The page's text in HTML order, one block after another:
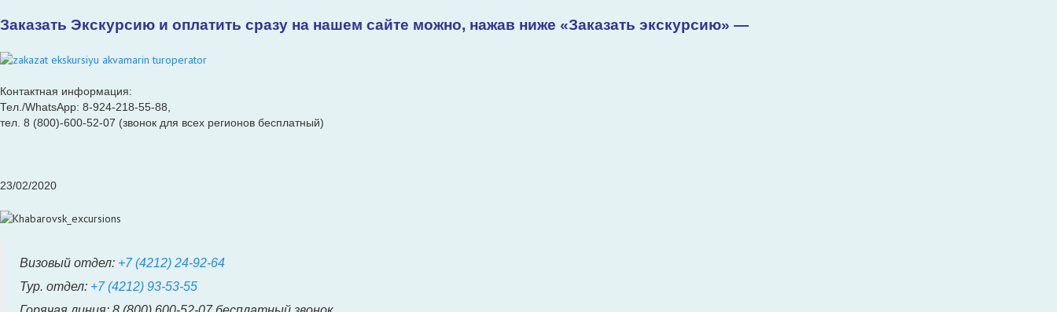
Заказать Экскурсию и оплатить сразу на нашем сайте можно, нажав ниже «Заказать экскурсию» —
Контактная информация:
Тел./WhatsApp: 8-924-218-55-88,
тел. 8 (800)-600-52-07 (звонок для всех регионов бесплатный)
23/02/2020
Визовый отдел: +7 (4212) 24-92-64
Тур. отдел: +7 (4212) 93-53-55